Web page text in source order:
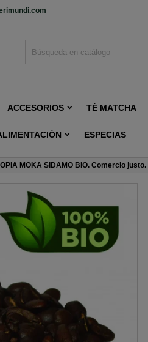
ACCESORIOS TÉ MATCHA
ESPECIAS
MOKA SIDAMO BIO. Comercio justo.